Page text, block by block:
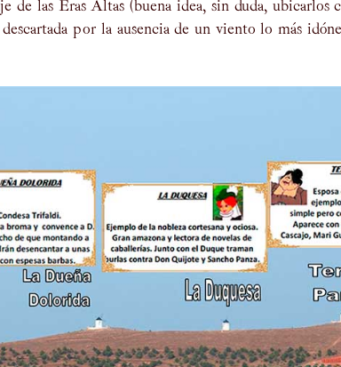
de las Eras Altas (buena idea, sin duda, ubicarlos
por la ausencia de un viento lo más